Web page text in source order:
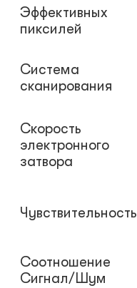
Эффективных
пиксилей
Система
сканирования
Скорость
электронного
затвора
Чувствительность
Соотношение
Сигнал/Шум